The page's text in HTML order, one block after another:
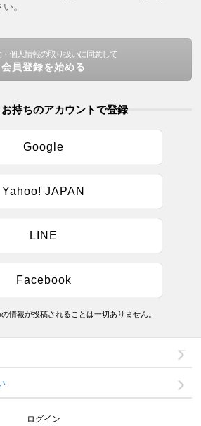
。
個人情報の取り扱いに同意して
会員登録を始める
お持ちのアカウントで登録
Google
Yahoo! JAPAN
LINE
Facebook
情報が投稿されることは一切ありません。
ログイン